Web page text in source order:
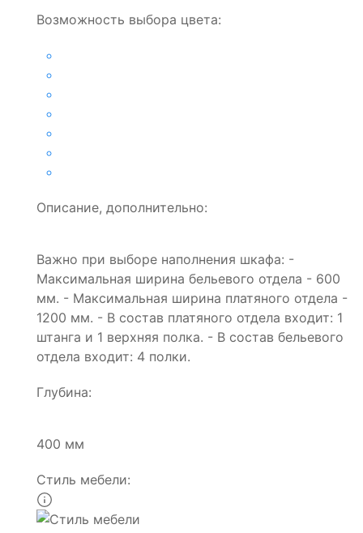
Возможность выбора цвета:
Описание, дополнительно:
Важно при выборе наполнения шкафа: -
Максимальная ширина бельевого отдела - 600
мм. - Максимальная ширина платяного отдела -
1200 мм. - В состав платяного отдела входит: 1
штанга и 1 верхняя полка. - В состав бельевого
отдела входит: 4 полки.
Глубина:
400 мм
Стиль мебели: